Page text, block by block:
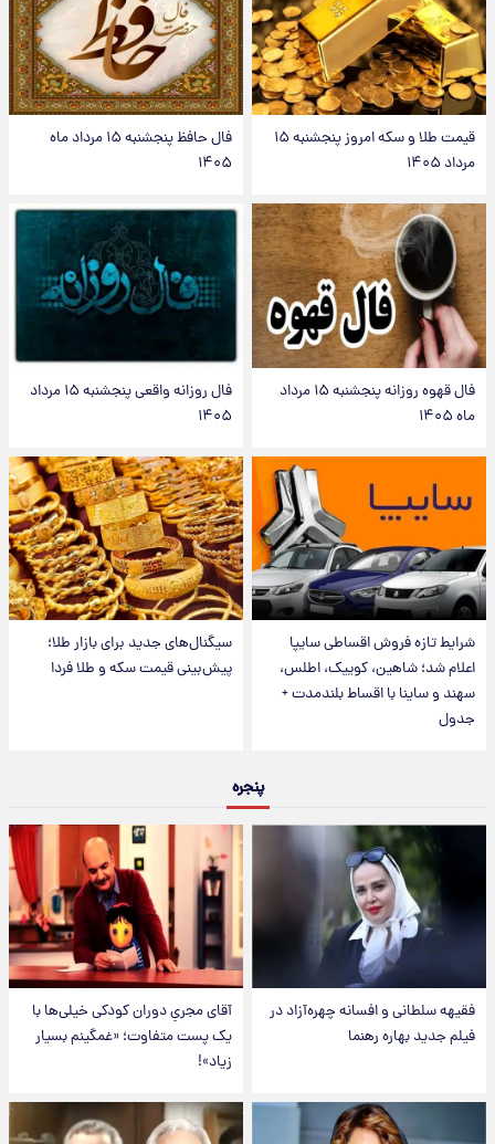
قیمت طلا و سکه امروز پنجشنبه ۱۵
مرداد ۱۴۰۵
فال حافظ پنجشنبه ۱۵ مرداد ماه
۱۴۰۵
فال قهوه روزانه پنجشنبه ۱۵ مرداد
ماه ۱۴۰۵
فال روزانه واقعی پنجشنبه ۱۵ مرداد
۱۴۰۵
شرایط تازه فروش اقساطی سایپا
اعلام شد؛ شاهین، کوییک، اطلس،
سهند و ساینا با اقساط بلندمدت +
جدول
سیگنال‌های جدید برای بازار طلا؛
پیش‌بینی قیمت سکه و طلا فردا
پنجره
فقیهه سلطانی و افسانه چهره‌آزاد در
فیلم جدید بهاره رهنما
آقای مجریِ دوران کودکی خیلی‌ها با
یک پست متفاوت؛ «غمگینم بسیار
زیاد»!